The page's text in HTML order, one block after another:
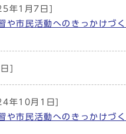
年1月7日]
市民活動へのきっかけづ
]
年10月1日]
市民活動へのきっかけづ